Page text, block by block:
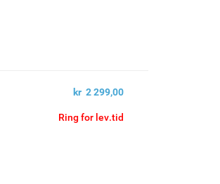
kr 2 299,00
Ring for lev.tid